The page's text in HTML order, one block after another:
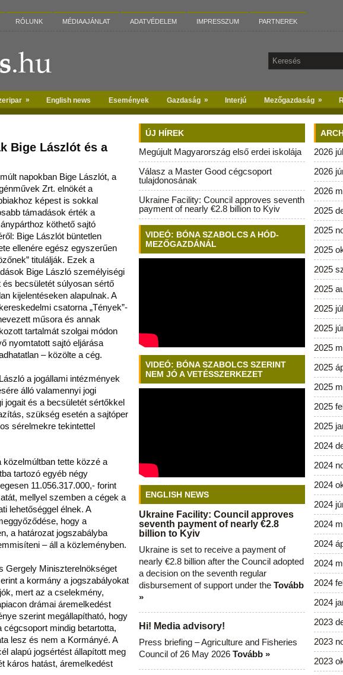
RÓLUNK MÉDIAAJÁNLAT ADATVÉDELEM IMPRESSZUM PARTNEREK
» English news Események Gazdaság » Interjú Mezőgazdaság »
Bige Lászlót és a
napokban Bige Lászlót, a
Zrt. elnökét a
képest is sokkal
támadások érték a
köthető sajtó
Bige Lászlót büntetlen
ellenére egész egyszerűen
titulálják. Ezek a
Bige László személyiségi
és becsületét súlyosan sértő
kijelentéseken alapulnak. A
csatorna „Tények”-
műsora és annak
tartalmát szolgai módon
nyomtatott sajtó eljárása
– közölte a cég.
a jogállami intézmények
álló valamennyi jogi
jogait és a becsületét sértőkkel
szükség esetén a sajtóper
sérelmekre tekintettel
tette közzé a
tartozó egyéb négy
11.056.317.000,- forint
mellyel szemben a cégek a
lehetőséggel élnek. A
hogy a
a határozat jogszabályba
– áll a közleményben.
Gergely Miniszterelnökséget
a kormány a jogszabályokat
mert az a cselekmény,
drámai áremelkedést
szerint megállapítható, hogy
mindig betartotta,
lesz és nem a Kormányé. A
alapú jogsértést állapított meg
káros hatást, áremelkedést
ÚJ HÍREK
Megújult Magyarország első erdei iskolája
Válasz a Master Good cégcsoport
tulajdonosának
Ukraine Facility: Council approves seventh
payment of nearly €2.8 billion to Kyiv
VIDEÓ: BÓNA SZABOLCS A HÓD-
MEZŐGAZDÁNÁL
VIDEÓ: BÓNA SZABOLCS SZERINT
NEM JÓ A VETÉSSZERKEZET
ENGLISH NEWS
Ukraine Facility: Council approves
seventh payment of nearly €2.8
billion to Kyiv
Ukraine is set to receive a payment of
nearly €2.8 billion after the Council adopted
a decision on the seventh regular
disbursement of support under the Tovább
»
Hi! Media advisory!
Press briefing – Agriculture and Fisheries
Council of 26 May 2026 Tovább »
2026
2026
2026
2025
2025
2025
2025
2025
2025
2025
2025
2025
2025
2025
2025
2024
2024
2024
2024
2024
2024
2024
2024
2024
2023
2023
2023